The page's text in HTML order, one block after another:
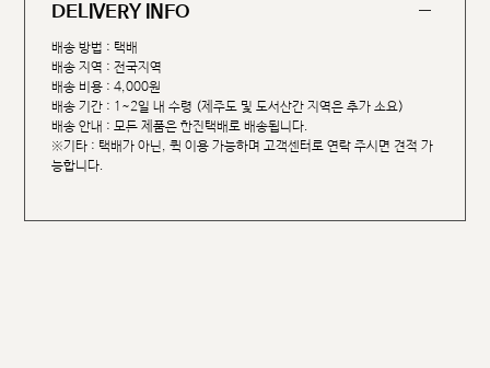
DELIVERY INFO
배송 방법 : 택배
배송 지역 : 전국지역
배송 비용 : 4,000원
배송 기간 : 1~2일 내 수령 (제주도 및 도서산간 지역은 추가 소요)
배송 안내 : 모든 제품은 한진택배로 배송됩니다.
※기타 : 택배가 아닌, 퀵 이용 가능하며 고객센터로 연락 주시면 견적 가
능합니다.